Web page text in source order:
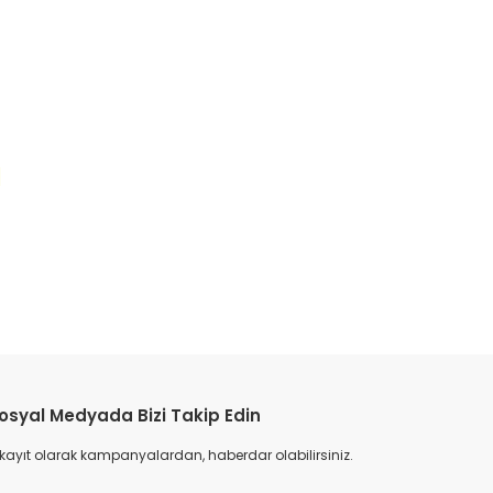
Medyada Bizi Takip Edin
olarak kampanyalardan, haberdar olabilirsiniz.